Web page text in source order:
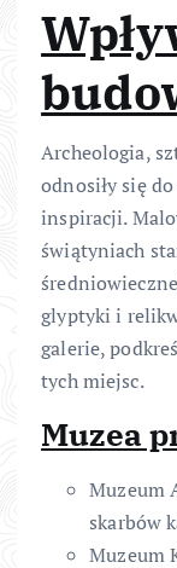
Archeologia,
odnosiły się
inspiracji.
świątyniach
glyptyki i
galerie,
tych miejsc.
Muzea
Muzeum
skarbów
Muzeum